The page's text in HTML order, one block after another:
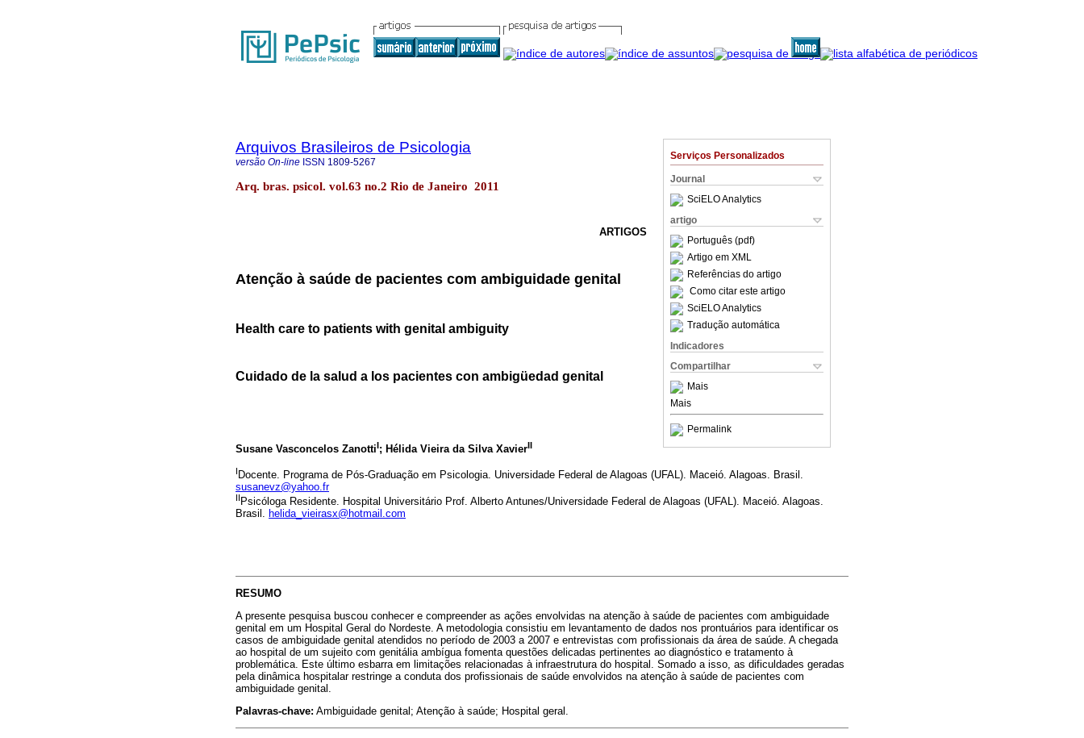
Serviços Personalizados
Journal
SciELO Analytics
artigo
Português (pdf)
Artigo em XML
Referências do artigo
Como citar este artigo
SciELO Analytics
Tradução automática
Indicadores
Compartilhar
Mais
Mais
Permalink
Arquivos Brasileiros de Psicologia
versão On-line ISSN 1809-5267
Arq. bras. psicol. vol.63 no.2 Rio de Janeiro 2011
ARTIGOS
Atenção à saúde de pacientes com ambiguidade genital
Health care to patients with genital ambiguity
Cuidado de la salud a los pacientes con ambigüedad genital
Susane Vasconcelos ZanottiI; Hélida Vieira da Silva XavierII
IDocente. Programa de Pós-Graduação em Psicologia. Universidade Federal de Alagoas (UFAL). Maceió. Alagoas. Brasil.
susanevz@yahoo.fr
II Psicóloga Residente. Hospital Universitário Prof. Alberto Antunes/Universidade Federal de Alagoas (UFAL). Maceió. Alagoas.
Brasil.
helida_vieirasx@hotmail.com
RESUMO
A presente pesquisa buscou conhecer e compreender as ações envolvidas na atenção à saúde de pacientes com ambiguidade
genital em um Hospital Geral do Nordeste. A metodologia consistiu em levantamento de dados nos prontuários para identificar os
casos de ambiguidade genital atendidos no período de 2003 a 2007 e entrevistas com profissionais da área de saúde. A chegada
ao hospital de um sujeito com genitália ambígua fomenta questões delicadas pertinentes ao diagnóstico e tratamento à
problemática. Este último esbarra em limitações relacionadas à infraestrutura do hospital. Somado a isso, as dificuldades geradas
pela dinâmica hospitalar restringe a conduta dos profissionais de saúde envolvidos na atenção à saúde de pacientes com
ambiguidade genital.
Palavras-chave: Ambiguidade genital; Atenção à saúde; Hospital geral.